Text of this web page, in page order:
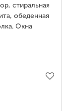
стиральная
обеденная
Окна